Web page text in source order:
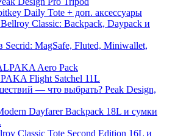
Daily Tote + доп. аксессуары
Classic: Backpack, Daypack и
Secrid: MagSafe, Fluted, Miniwallet,
Aero Pack
Flight Satchel 11L
— что выбрать? Peak Design,
Dayfarer Backpack 18L и сумки
Classic Tote Second Edition 16L и